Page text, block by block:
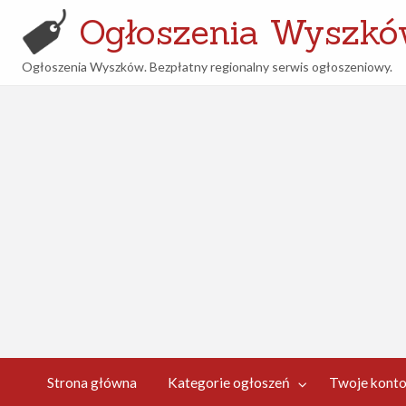
Ogłoszenia
Ogłoszenia Wyszków. Bezpłatny regionalny serwis ogłoszeniowy.
Strona główna Kategorie ogłoszeń Twoje konto